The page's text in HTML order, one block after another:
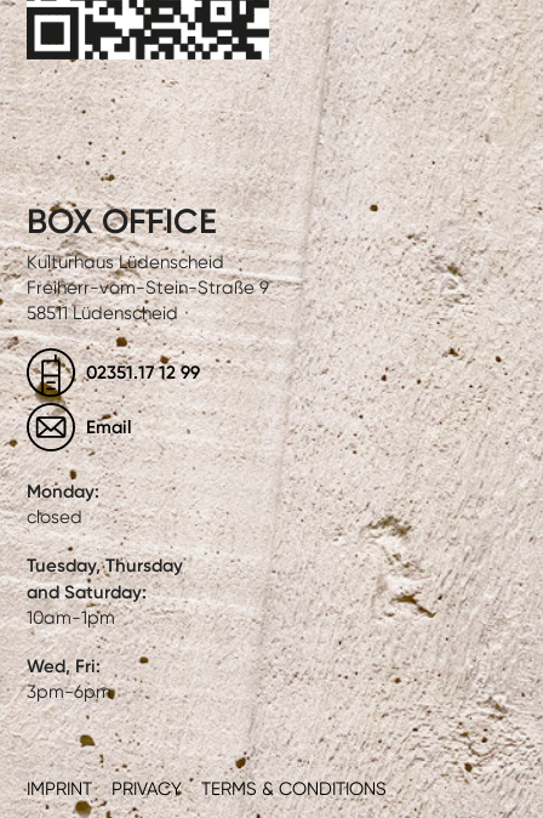
IMPRINT PRIVACY TERMS & CONDITIONS
BOX OFFICE
Kulturhaus Lüdenscheid
Freiherr-vom-Stein-Straße 9
58511 Lüdenscheid
02351.17 12 99
Email
Monday:
closed
Tuesday, Thursday
and Saturday:
10am-1pm
Wed, Fri:
3pm-6pm